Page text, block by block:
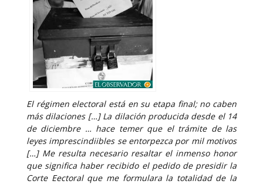
El régimen electoral está en su etapa final; no caben
más dilaciones […] La dilación producida desde el 14
de diciembre … hace temer que el trámite de las
leyes imprescindiibles se entorpezca por mil motivos
[…] Me resulta necesario resaltar el inmenso honor
que significa haber recibido el pedido de presidir la
Corte Eectoral que me formulara la totalidad de la